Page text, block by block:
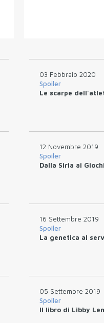
03 Febbraio 2020
Spoiler
Le scarpe
12 Novembre 2019
Spoiler
Dalla Siria ai
16 Settembre 2019
Spoiler
La genetica al
05 Settembre 2019
Spoiler
Il libro di Libby